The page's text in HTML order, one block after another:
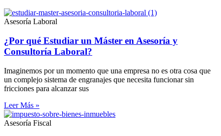
Asesoría Laboral
¿Por qué Estudiar un Máster en Asesoría y
Consultoría Laboral?
Imaginemos por un momento que una empresa no es otra cosa que
un complejo sistema de engranajes que necesita funcionar sin
fricciones para alcanzar sus
Leer Más »
Asesoría Fiscal